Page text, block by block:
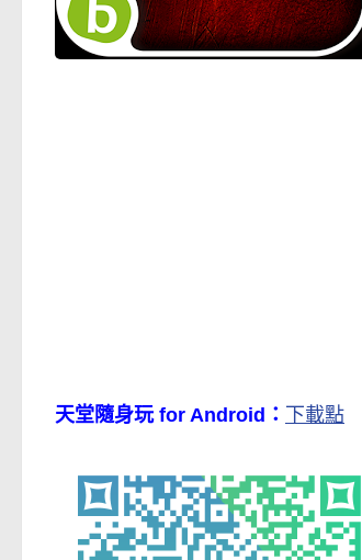
天堂隨身玩 for Android： 下載點